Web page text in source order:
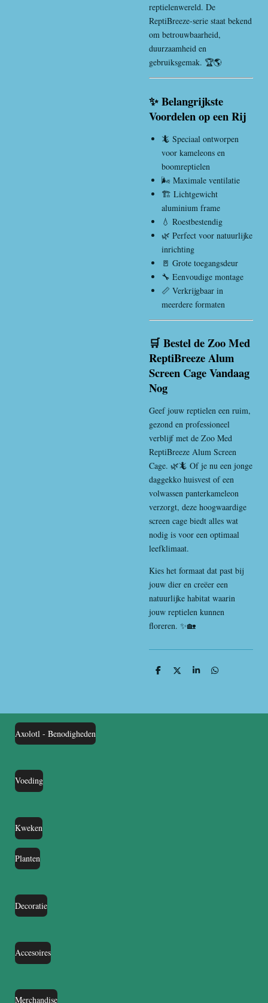
reptielenwereld. De
ReptiBreeze-serie staat bekend
om betrouwbaarheid,
duurzaamheid en
gebruiksgemak. 🏆🌎
✨ Belangrijkste
Voordelen op een Rij
🦎 Speciaal ontworpen
voor kameleons en
boomreptielen
🌬️ Maximale ventilatie
🏗️ Lichtgewicht
aluminium frame
💧 Roestbestendig
🌿 Perfect voor natuurlijke
inrichting
🚪 Grote toegangsdeur
🔧 Eenvoudige montage
📏 Verkrijgbaar in
meerdere formaten
🛒 Bestel de Zoo Med
ReptiBreeze Alum
Screen Cage Vandaag
Nog
Geef jouw reptielen een ruim,
gezond en professioneel
verblijf met de Zoo Med
ReptiBreeze Alum Screen
Cage. 🌿🦎 Of je nu een jonge
daggekko huisvest of een
volwassen panterkameleon
verzorgt, deze hoogwaardige
screen cage biedt alles wat
nodig is voor een optimaal
leefklimaat.
Kies het formaat dat past bij
jouw dier en creëer een
natuurlijke habitat waarin
jouw reptielen kunnen
floreren. ✨🏡
D
D
S
D
Axolotl - Benodigheden
Voeding
Kweken
Planten
Decoratie
Accesoires
Merchandise